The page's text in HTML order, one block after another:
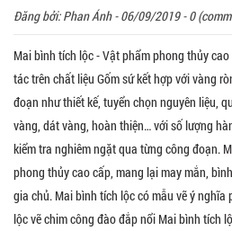
Đăng bởi:Phan Ánh- 06/09/2019 - 0
Mai bình tích lộc - Vật phẩm phong thủy
tác trên chất liệu Gốm sứ kết hợp với vàng
đoạn như thiết kế, tuyển chọn nguyên liệu,
vàng, dát vàng, hoàn thiện… với số lượng
kiểm tra nghiêm ngặt qua từng công đoạn.
phong thủy cao cấp, mang lại may mắn,
gia chủ. Mai bình tích lộc có mẫu vẽ ý
lộc vẽ chim công đào đắp nổi Mai bình tích